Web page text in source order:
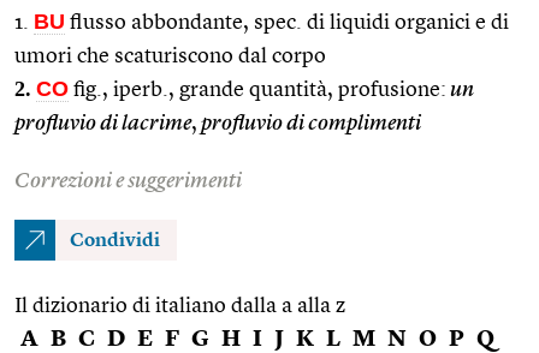
1. BU flusso abbondante, spec. di liquidi organici e di
umori che scaturiscono dal corpo
2. CO fig., iperb., grande quantità, profusione: un
profluvio di lacrime, profluvio di complimenti
Correzioni e suggerimenti
Condividi
Il dizionario di italiano dalla a alla z
A B C D E F G H I J K L M N O P Q